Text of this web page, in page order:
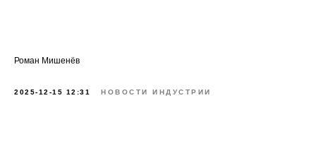
Роман Мишенёв
2025-12-15 12:31 НОВОСТИ ИНДУСТРИИ